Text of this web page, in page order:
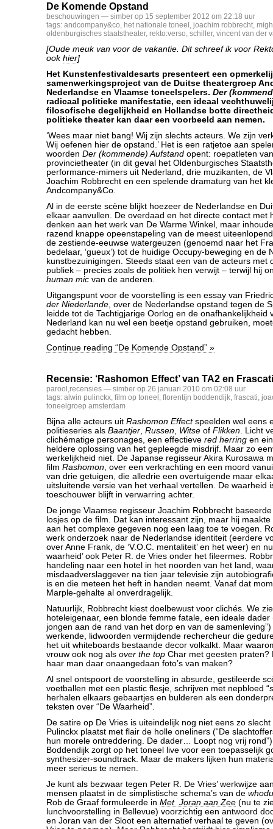
De Komende Opstand
beschouwingen — simber op 15 september 2012 om 22:18 uur
tags: andcompany&co, het nationale toneel , joachim robbrecht,
oldenburgisches staatstheater, rekto:verso, schiller, vincent van der
[Oude meuk van voor de vakantie. Dit schreef ik voor
ook hier]
Het Kunstenfestivaldesarts presenteert een
samenwerkingsproject van de Duitse theatergroep
Nederlandse en Vlaamse toneelspelers. Der
radicaal politieke manifestatie, een ideaal
filosofische degelijkheid en Hollandse botte
politieke theater kan daar een voorbeeld aan nemen.
‘Wees maar niet bang! Wij zijn slechts acteurs. We zijn
Wij oefenen hier de opstand.’ Het is een ratjetoe aan
woorden Der (kommende) Aufstand opent: roepatleten
provincietheater (in dit geval het Oldenburgisches
performance-mimers uit Nederland, drie muzikanten, de
Joachim Robbrecht en een spelende dramaturg van het
Andcompany&Co.
Al in de eerste scène blijkt hoezeer de Nederlandse en
elkaar aanvullen. De overdaad en het directe contact met
denken aan het werk van De Warme Winkel, maar
razend knappe opeenstapeling van de meest
de zestiende-eeuwse watergeuzen (genoemd naar het
bedelaar, ‘gueux’) tot de huidige Occupy-beweging en de
kunstbezuinigingen. Steeds staat een van de acteurs met
publiek – precies zoals de politiek hen verwijt – terwijl hij
human mic van de anderen.
Uitgangspunt voor de voorstelling is een essay van
der Niederlande, over de Nederlandse opstand tegen de
leidde tot de Tachtigjarige Oorlog en de onafhankelijkheid
Nederland kan nu wel een beetje opstand gebruiken,
gedacht hebben.
Continue reading “De Komende Opstand” »
Recensie: ‘Rashomon Effect’ van TA2 en Frascati
parool ,recensies — simber op 26 januari 2010 om 02:08 uur
tags: alwin pulinckx, film op toneel , florentijn boddendijk, frascati,
toneelgroep amsterdam
Bijna alle acteurs uit Rashomon Effectspeelden wel eens
politieseries als Baantjer, Russen, Witse of Flikken. Licht
clichématige personages, een effectieve red herring en
heldere oplossing van het gepleegde misdrijf. Maar zo
werkelijkheid niet. De Japanse regisseur Akira Kurosawa
film Rashomon, over een verkrachting en een moord
van drie getuigen, die alledrie een overtuigende maar
uitsluitende versie van het verhaal vertellen. De waarheid
toeschouwer blijft in verwarring achter.
De jonge Vlaamse regisseur Joachim Robbrecht
losjes op de film. Dat kan interessant zijn, maar hij
aan het complexe gegeven nog een laag toe te voegen.
werk onderzoek naar de Nederlandse identiteit (eerdere
over Anne Frank, de ‘V.O.C. mentaliteit’ en het weer) en
waarheid’ ook Peter R. de Vries onder het fileermes.
handeling naar een hotel in het noorden van het land,
misdaadverslaggever na tien jaar televisie zijn
is en die meteen het heft in handen neemt. Vanaf dat
Marple-gehalte al onverdragelijk.
Natuurlijk, Robbrecht kiest doelbewust voor clichés. We
hoteleigenaar, een blonde femme fatale, een ideale dader
jongen aan de rand van het dorp en van de
werkende, lidwoorden vermijdende rechercheur die
het uit whiteboards bestaande decor volkalkt. Maar
vrouw ook nog als over the top Char met geesten praten?
haar man daar onaangedaan foto’s van maken?
Al snel ontspoort de voorstelling in absurde, gestileerde
voetballen met een plastic flesje, schrijven met nepbloed
herhalen elkaars gebaartjes en bulderen als een
teksten over “De Waarheid”.
De satire op De Vries is uiteindelijk nog niet eens zo slecht
Pulinckx plaatst met flair de holle oneliners (“De
hun morele ontreddering. De dader… Loopt nog vrij
Boddendijk zorgt op het toneel live voor een toepasselijk
synthesizer-soundtrack. Maar de makers lijken hun
meer serieus te nemen.
Je kunt als bezwaar tegen Peter R. De Vries’ werkwijze
mensen plaatst in de simplistische schema’s van de
Rob de Graaf formuleerde in Met Joran aan Zee (nu te
lunchvoorstelling in Bellevue) voorzichtig een antwoord
en Joran van der Sloot een alternatief verhaal te geven